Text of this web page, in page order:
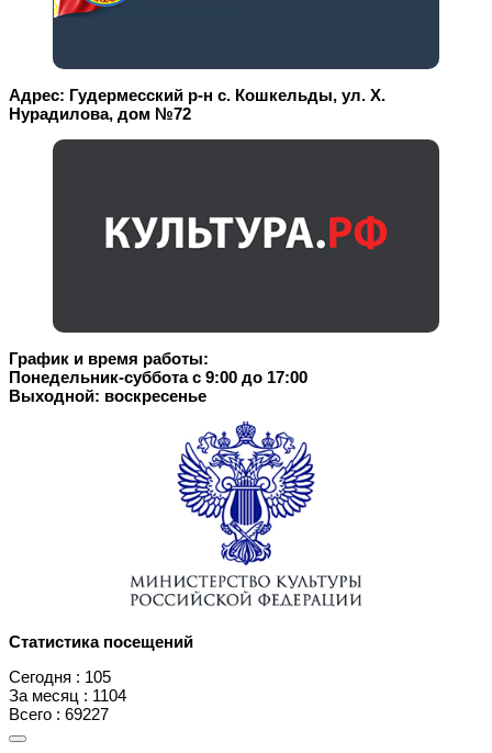
Адрес: Гудермесский р-н с. Кошкельды, ул. Х.
Нурадилова, дом №72
График и время работы:
Понедельник-суббота с 9:00 до 17:00
Выходной: воскресенье
Статистика посещений
Сегодня : 105
За месяц : 1104
Всего : 69227